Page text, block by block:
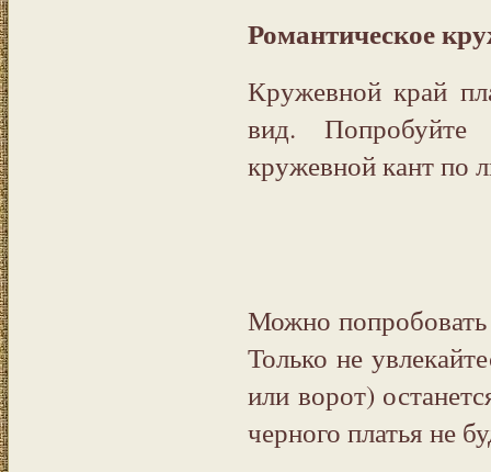
Романтическое
Кружевной край
вид.
кружевной кант по
Можно
Только не
или ворот)
черного платья не